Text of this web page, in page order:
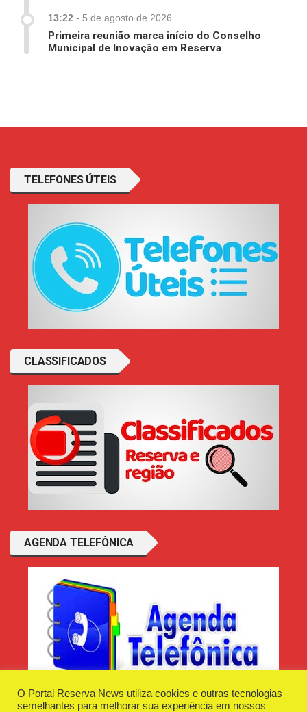
13:22 - 5 de agosto de 2026
Primeira reunião marca início do Conselho
Municipal de Inovação em Reserva
TELEFONES ÚTEIS
CLASSIFICADOS
AGENDA TELEFÔNICA
O Portal Reserva News utiliza cookies e outras tecnologias
semelhantes para melhorar sua experiência em nossos